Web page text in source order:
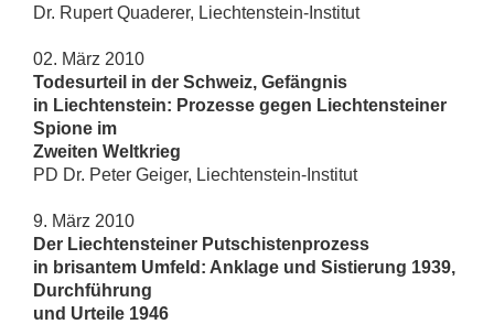
Dr. Rupert Quaderer, Liechtenstein-Institut
02. März 2010
Todesurteil in der Schweiz, Gefängnis
in Liechtenstein: Prozesse gegen Liechtensteiner
Spione im
Zweiten Weltkrieg
PD Dr. Peter Geiger, Liechtenstein-Institut
9. März 2010
Der Liechtensteiner Putschistenprozess
in brisantem Umfeld: Anklage und Sistierung 1939,
Durchführung
und Urteile 1946